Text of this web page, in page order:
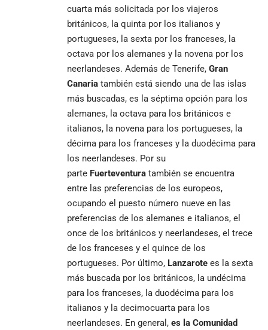
cuarta más solicitada por los viajeros
británicos, la quinta por los italianos y
portugueses, la sexta por los franceses, la
octava por los alemanes y la novena por los
neerlandeses. Además de Tenerife, Gran
Canaria también está siendo una de las islas
más buscadas, es la séptima opción para los
alemanes, la octava para los británicos e
italianos, la novena para los portugueses, la
décima para los franceses y la duodécima para
los neerlandeses. Por su
parte Fuerteventura también se encuentra
entre las preferencias de los europeos,
ocupando el puesto número nueve en las
preferencias de los alemanes e italianos, el
once de los británicos y neerlandeses, el trece
de los franceses y el quince de los
portugueses. Por último, Lanzarote es la sexta
más buscada por los británicos, la undécima
para los franceses, la duodécima para los
italianos y la decimocuarta para los
neerlandeses. En general, es la Comunidad